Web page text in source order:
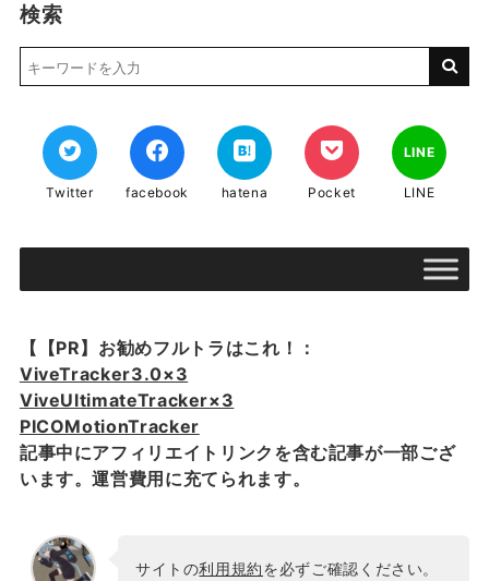
検索
Twitter facebook hatena Pocket
LINE
LINE
【【PR】お勧めフルトラはこれ！：
ViveTracker3.0×3
ViveUltimateTracker×3
PICOMotionTracker
記事中にアフィリエイトリンクを含む記事が一部ござ
います。運営費用に充てられます。
サイトの利用規約を必ずご確認ください。